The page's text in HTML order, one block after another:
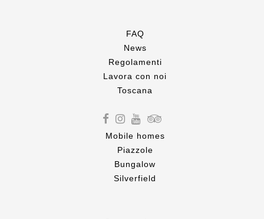
FAQ
News
Regolamenti
Lavora con noi
Toscana
Mobile homes
Piazzole
Bungalow
Silverfield